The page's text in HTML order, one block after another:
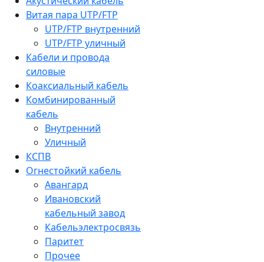
Витая пара UTP/FTP
UTP/FTP внутренний
UTP/FTP уличный
Кабели и провода
силовые
Коаксиальный кабель
Комбинированный
кабель
Внутренний
Уличный
КСПВ
Огнестойкий кабель
Авангард
Ивановский
кабельный завод
Кабельэлектросвязь
Паритет
Прочее